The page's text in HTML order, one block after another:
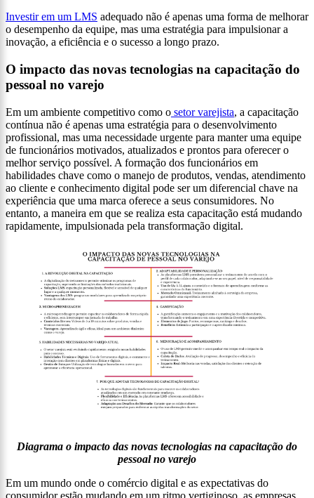
Investir em um LMS adequado não é apenas uma forma de melhorar
o desempenho da equipe, mas uma estratégia para impulsionar a
inovação, a eficiência e o sucesso a longo prazo.
O impacto das novas tecnologias na capacitação do
pessoal no varejo
Em um ambiente competitivo como o setor varejista, a capacitação
contínua não é apenas uma estratégia para o desenvolvimento
profissional, mas uma necessidade urgente para manter uma equipe
de funcionários motivados, atualizados e prontos para oferecer o
melhor serviço possível. A formação dos funcionários em
habilidades chave como o manejo de produtos, vendas, atendimento
ao cliente e conhecimento digital pode ser um diferencial chave na
experiência que uma marca oferece a seus consumidores. No
entanto, a maneira em que se realiza esta capacitação está mudando
rapidamente, impulsionada pela transformação digital.
Diagrama o impacto das novas tecnologias na capacitação do
pessoal no varejo
Em um mundo onde o comércio digital e as expectativas do
consumidor estão mudando em um ritmo vertiginoso, as empresas